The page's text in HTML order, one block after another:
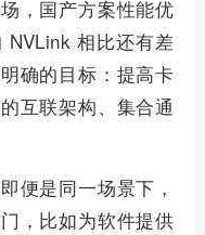
，国产方案性能优
相比还有差
确的目标：提高卡
互联架构、集合通
便是同一场景下，
，比如为软件提供